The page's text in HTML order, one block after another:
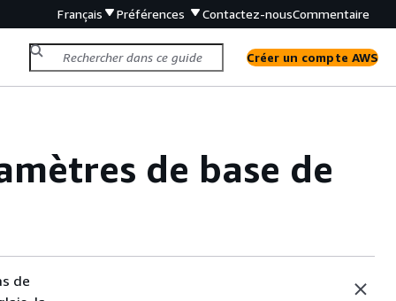
Français Préférences Contactez-nousCommentaire
Créer un compte AWS
de base de
de